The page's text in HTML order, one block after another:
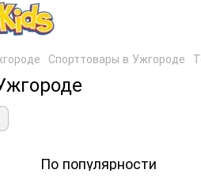
Спорттовары в Ужгороде
По популярности